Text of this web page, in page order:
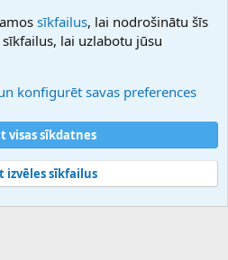
© 2010-2025 XenForo Ltd.
sīkfailus, lai nodrošinātu šīs
lai uzlabotu jūsu
konfigurēt savas preferences
visas sīkdatnes
izvēles sīkfailus